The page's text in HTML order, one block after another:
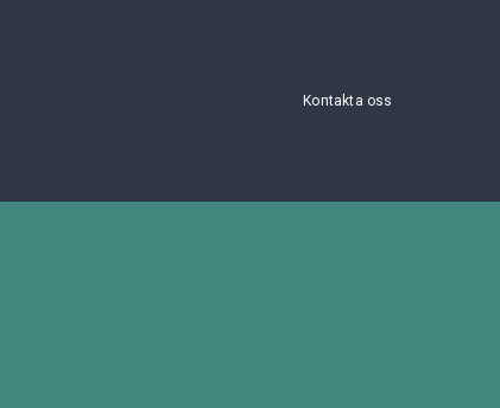
Kontakta oss